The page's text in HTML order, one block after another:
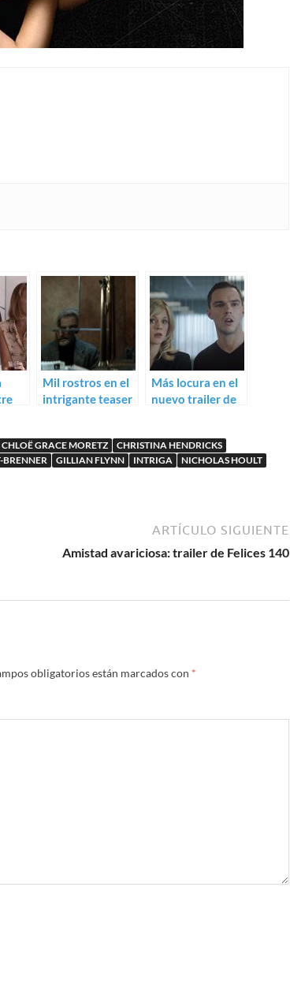
Mil rostros en el
intrigante teaser
Más locura en el
nuevo trailer de
CHLOË GRACE MORETZ
CHRISTINA HENDRICKS
BRENNER GILLIAN FLYNN INTRIGA
NICHOLAS HOULT
ARTÍCULO SIGUIENTE
Amistad avariciosa: trailer de Felices 140
obligatorios están marcados con *